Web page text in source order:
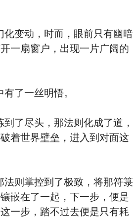
动，时而，眼前只有幽暗
一扇窗户，出现一片广阔的
一丝明悟。
尽头，那法则化成了道，
着世界壁垒，进入到对面这
掌控到了极致，将那符箓
嵌在了一起，下一步，便是
一步，踏不过去便是只有耗